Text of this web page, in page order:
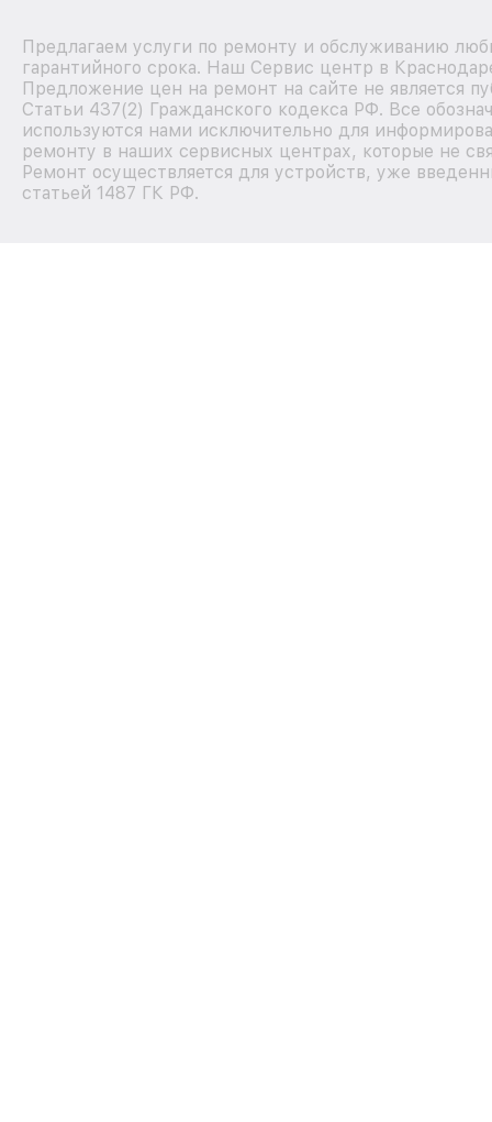
Предлагаем услуги по ремонту и обслуживанию
гарантийного срока. Наш Сервис центр в
Предложение цен на ремонт на сайте не является
Статьи 437(2) Гражданского кодекса РФ. Все
используются нами исключительно для
ремонту в наших сервисных центрах, которые не
Ремонт осуществляется для устройств, уже
статьей 1487 ГК РФ.